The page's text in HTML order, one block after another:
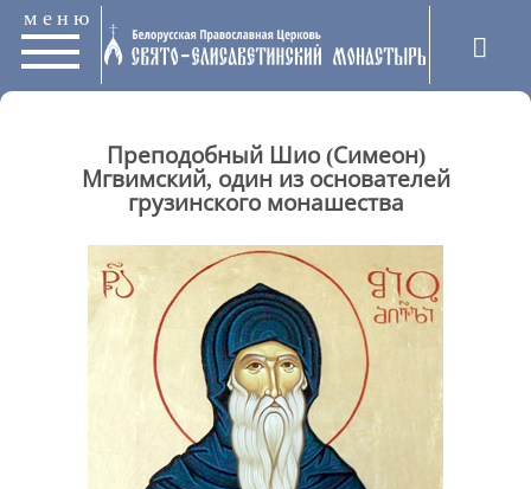
меню
Преподобный Шио (Симеон)
Мгвимский, один из основателей
грузинского монашества